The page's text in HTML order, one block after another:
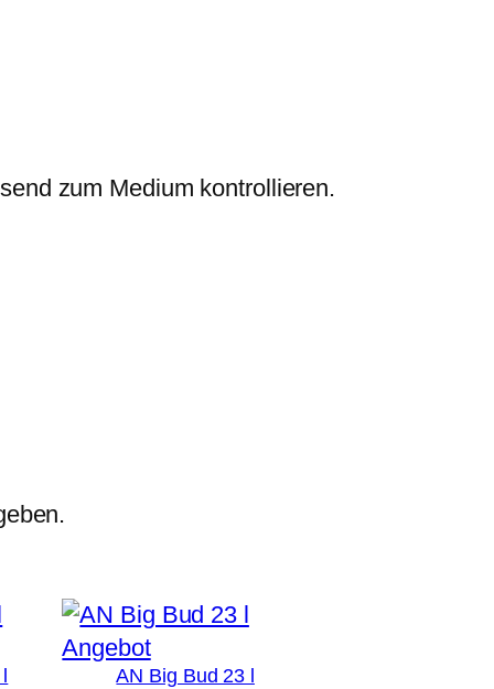
zum Medium kontrollieren.
AngebotProdukt
im
AN Big Bud 23 l